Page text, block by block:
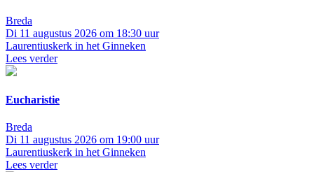
Breda
Di 11 augustus 2026 om 18:30 uur
Laurentiuskerk in het Ginneken
Lees verder
Eucharistie
Breda
Di 11 augustus 2026 om 19:00 uur
Laurentiuskerk in het Ginneken
Lees verder